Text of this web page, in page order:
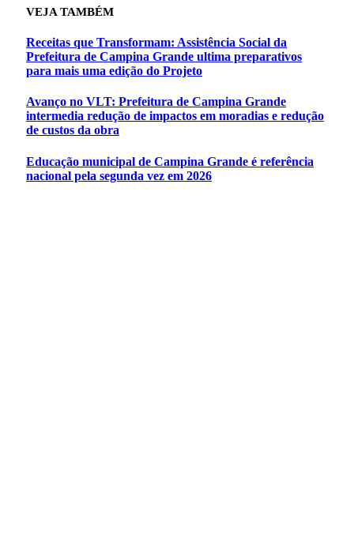
VEJA TAMBÉM
Receitas que Transformam: Assistência Social da
Prefeitura de Campina Grande ultima preparativos
para mais uma edição do Projeto
Avanço no VLT: Prefeitura de Campina Grande
intermedia redução de impactos em moradias e redução
de custos da obra
Educação municipal de Campina Grande é referência
nacional pela segunda vez em 2026